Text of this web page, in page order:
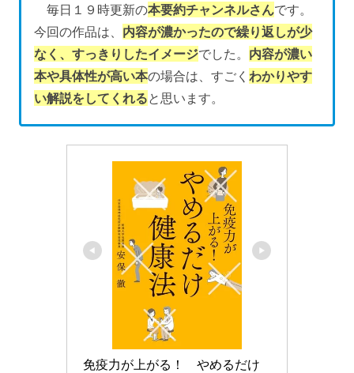
毎日１９時更新の本要約チャンネルさんです。
今回の作品は、 内容が濃かったので繰り返しが少
なく、すっきりしたイメージでした。 内容が濃い
本や具体性が高い本の場合は、すごくわかりやす
い解説をしてくれると思います。
免疫力が上がる！　やめるだけ